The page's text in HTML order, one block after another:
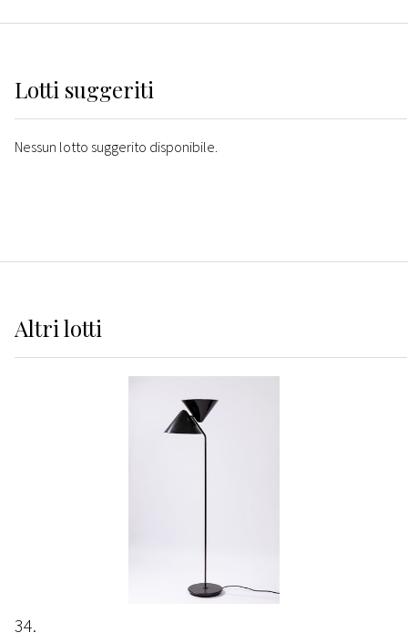
Lotti suggeriti
Nessun lotto suggerito disponibile.
Altrilotti
34